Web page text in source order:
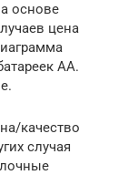
основе
цена
АА.
качество
случая